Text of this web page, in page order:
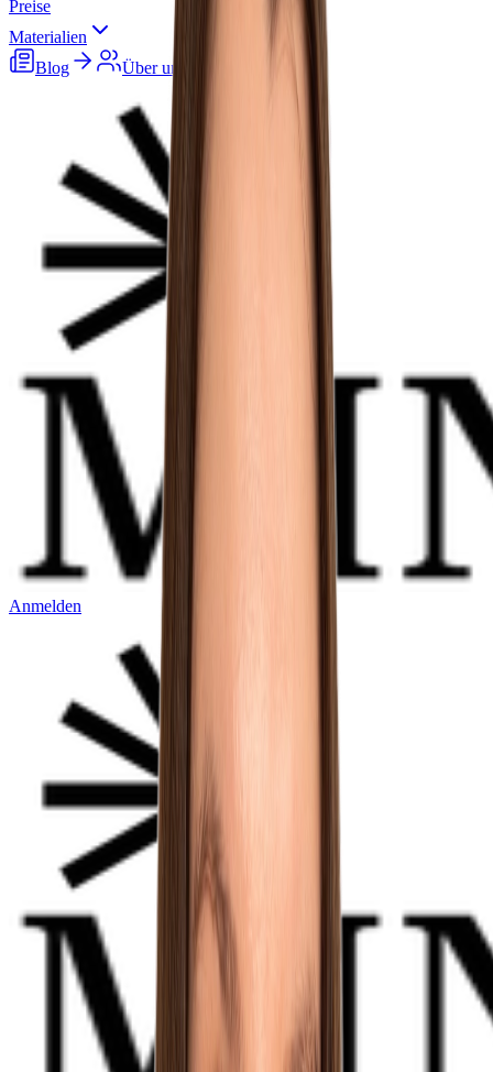
Preise
Materialien
Blog
Über uns
Anmelden